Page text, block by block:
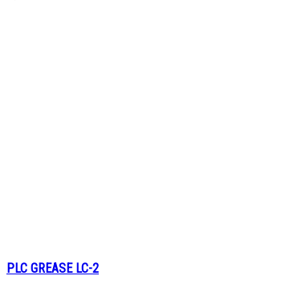
PLC GREASE LC-2